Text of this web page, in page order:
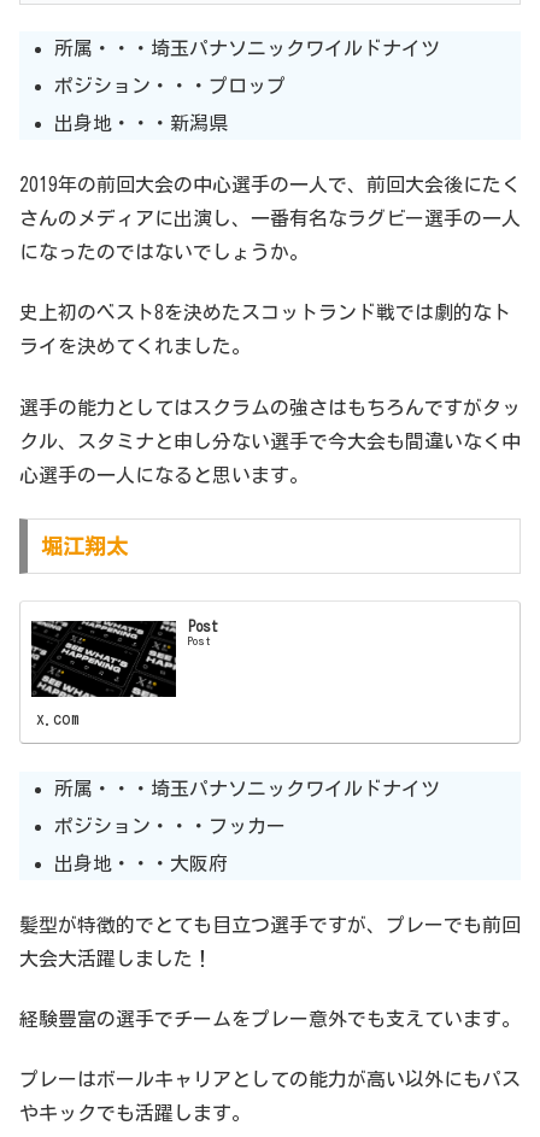
所属・・・埼玉パナソニックワイルドナイツ
ポジション・・・プロップ
出身地・・・新潟県
2019年の前回大会の中心選手の一人で、前回大会後にたく
さんのメディアに出演し、一番有名なラグビー選手の一人
になったのではないでしょうか。
史上初のベスト8を決めたスコットランド戦では劇的なト
ライを決めてくれました。
選手の能力としてはスクラムの強さはもちろんですがタッ
クル、スタミナと申し分ない選手で今大会も間違いなく中
心選手の一人になると思います。
堀江翔太
Post
Post
x.com
所属・・・埼玉パナソニックワイルドナイツ
ポジション・・・フッカー
出身地・・・大阪府
髪型が特徴的でとても目立つ選手ですが、プレーでも前回
大会大活躍しました！
経験豊富の選手でチームをプレー意外でも支えています。
プレーはボールキャリアとしての能力が高い以外にもパス
やキックでも活躍します。